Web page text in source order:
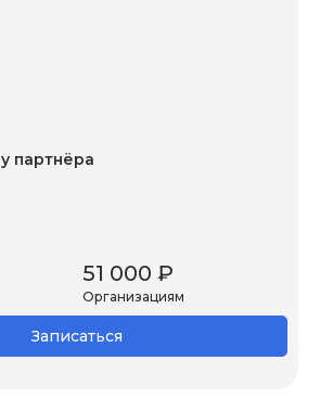
партнёра
51 000 ₽
Организациям
Записаться